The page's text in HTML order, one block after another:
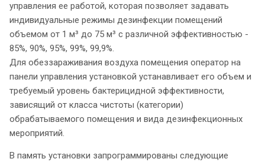
управления ее работой, которая позволяет задавать
индивидуальные режимы дезинфекции помещений
объемом от 1 м³ до 75 м³ с различной эффективностью -
85%, 90%, 95%, 99%, 99,9%.
Для обеззараживания воздуха помещения оператор на
панели управления установкой устанавливает его объем и
требуемый уровень бактерицидной эффективности,
зависящий от класса чистоты (категории)
обрабатываемого помещения и вида дезинфекционных
мероприятий.
В память установки запрограммированы следующие